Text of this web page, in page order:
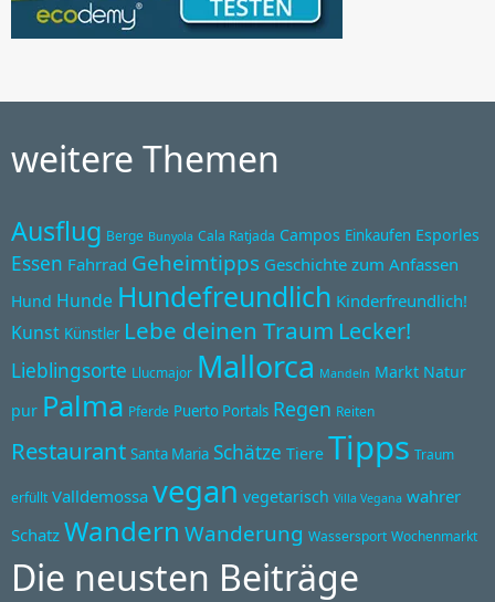
weitere Themen
Ausflug Berge Bunyola Cala Ratjada Campos Einkaufen Esporles
Essen Fahrrad Geheimtipps Geschichte zum Anfassen
Hund Hunde Hundefreundlich Kinderfreundlich!
Kunst Künstler Lebe deinen Traum Lecker!
Lieblingsorte Llucmajor Mallorca Mandeln Markt Natur
pur Palma Pferde Puerto Portals Regen Reiten
Restaurant Santa Maria Schätze Tiere Tipps Traum
erfüllt Valldemossa vegan vegetarisch Villa Vegana wahrer
Schatz Wandern Wanderung Wassersport Wochenmarkt
Die neusten Beiträge